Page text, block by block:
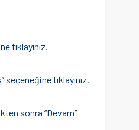
tıklayınız.
tıklayınız.
sonra “Devam”